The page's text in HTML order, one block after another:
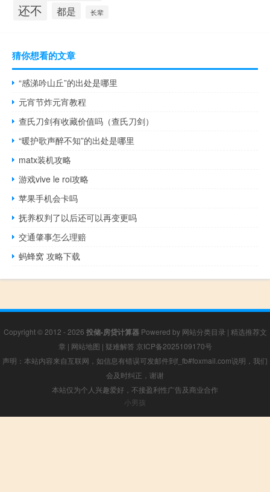
还不 都是 长辈
猜你想看的文章
“感涕吟山丘”的出处是哪里
元宵节炸元宵教程
查氏刀剑有收藏价值吗（查氏刀剑）
“暖护歌声醉不知”的出处是哪里
matx装机攻略
游戏vive le roi攻略
苹果手机会卡吗
抚养权判了以后还可以再变更吗
交通肇事怎么理赔
蚂蜂窝 攻略下载
Copyright © 2012 - 2026 投储-房贷计算器Powered by 网站分类目录 | 精选推荐文
章 | 网站地图 | 疑难解答 京ICP备2025109170号
声明：本站内容来自互联网，如信息有错误可发邮件到f_fb#foxmail.com说明，我们
会及时纠正，谢谢
本站仅为个人兴趣爱好，不接盈利性广告及商业合作
小男孩